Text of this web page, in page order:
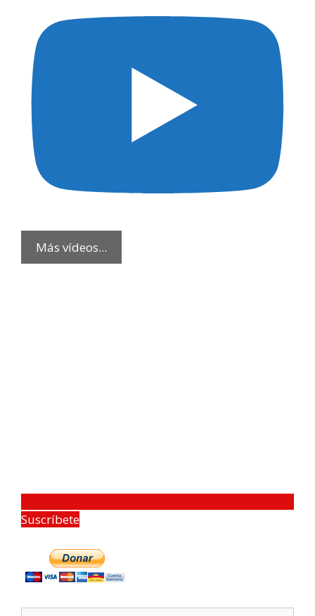
Más vídeos...
Suscríbete